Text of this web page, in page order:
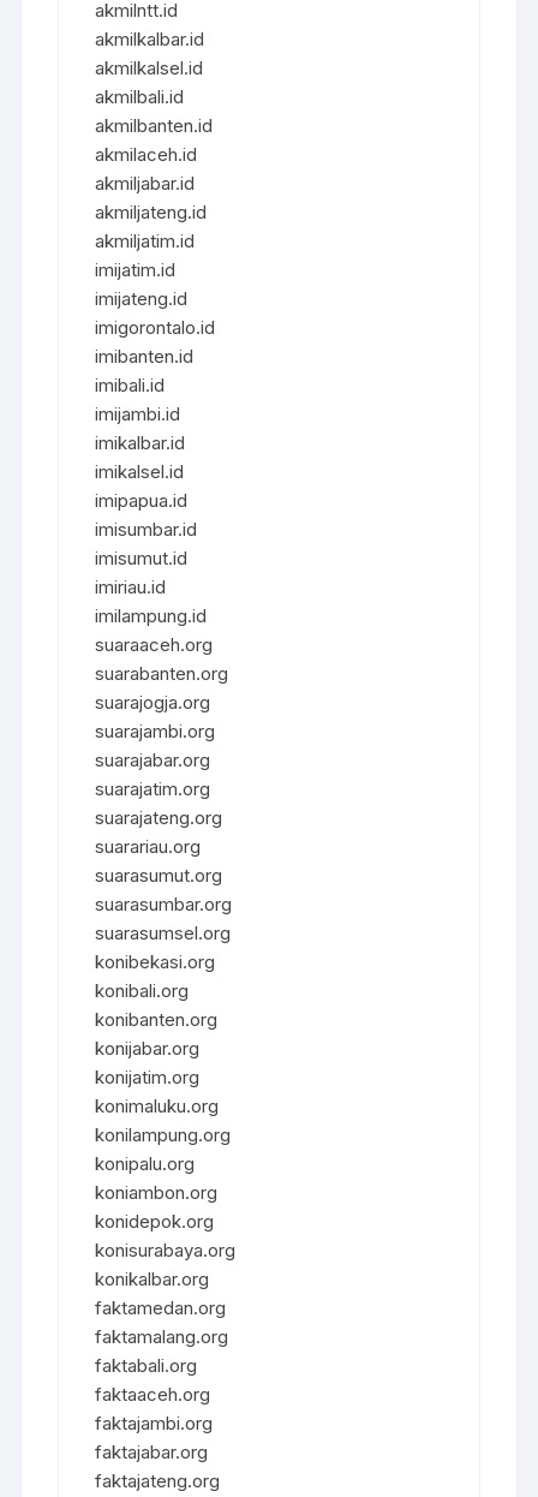
akmilntt.id
akmilkalbar.id
akmilkalsel.id
akmilbali.id
akmilbanten.id
akmilaceh.id
akmiljabar.id
akmiljateng.id
akmiljatim.id
imijatim.id
imijateng.id
imigorontalo.id
imibanten.id
imibali.id
imijambi.id
imikalbar.id
imikalsel.id
imipapua.id
imisumbar.id
imisumut.id
imiriau.id
imilampung.id
suaraaceh.org
suarabanten.org
suarajogja.org
suarajambi.org
suarajabar.org
suarajatim.org
suarajateng.org
suarariau.org
suarasumut.org
suarasumbar.org
suarasumsel.org
konibekasi.org
konibali.org
konibanten.org
konijabar.org
konijatim.org
konimaluku.org
konilampung.org
konipalu.org
koniambon.org
konidepok.org
konisurabaya.org
konikalbar.org
faktamedan.org
faktamalang.org
faktabali.org
faktaaceh.org
faktajambi.org
faktajabar.org
faktajateng.org